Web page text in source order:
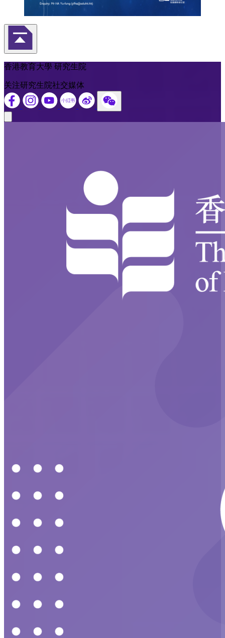
返回頁首
香港教育大學 研究生院
关注研究生院社交媒体
Close modal